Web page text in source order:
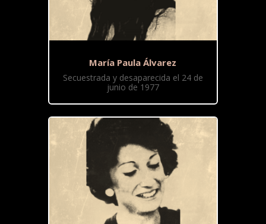
María Paula Álvarez
Secuestrada y desaparecida el 24 de
junio de 1977